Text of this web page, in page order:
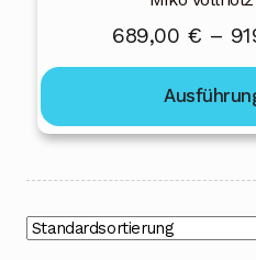
689,00 € –